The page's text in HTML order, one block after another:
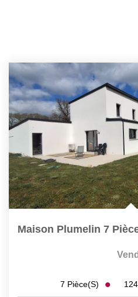
Maison Plumelin 7
7 Pièce(s) 124